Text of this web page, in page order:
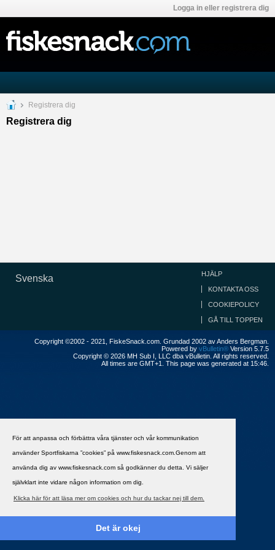
För att anpassa och förbättra våra tjänster och vår kommunikation
använder Sportfiskarna ”cookies” på www.fiskesnack.com.Genom att
använda dig av www.fiskesnack.com så godkänner du detta. Vi säljer
självklart inte vidare någon information om dig.
Klicka här för att läsa mer om cookies och hur du tackar nej till dem.
Det är okej
Logga in eller registrera dig
Registrera dig
Registrera dig
Svenska HJÄLP
KONTAKTA OSS
COOKIEPOLICY
GÅ TILL TOPPEN
Copyright ©2002 - 2021, FiskeSnack.com. Grundad 2002 av Anders Bergman.
Powered by vBulletin® Version 5.7.5
Copyright © 2026 MH Sub I, LLC dba vBulletin. All rights reserved.
All times are GMT+1. This page was generated at 15:46.